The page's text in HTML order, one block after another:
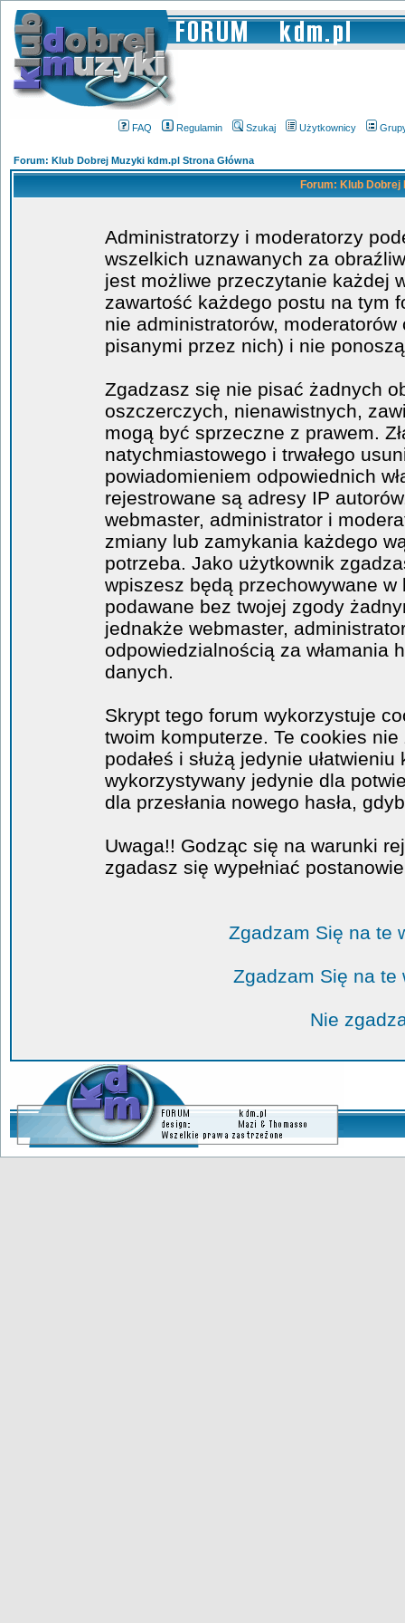
FAQ Regulamin Szukaj Użytkownicy
Forum: Klub Dobrej Muzyki kdm.pl Strona Główna
Forum: Klub
Administratorzy i moderatorzy
wszelkich uznawanych za
jest możliwe przeczytanie każdej
zawartość każdego postu na tym
nie administratorów,
pisanymi przez nich) i nie
Zgadzasz się nie pisać żadnych
oszczerczych, nienawistnych,
mogą być sprzeczne z prawem.
natychmiastowego i trwałego
powiadomieniem odpowiednich
rejestrowane są adresy IP
webmaster, administrator i
zmiany lub zamykania każdego
potrzeba. Jako użytkownik
wpiszesz będą przechowywane
podawane bez twojej zgody
jednakże webmaster,
odpowiedzialnością za włamania
danych.
Skrypt tego forum wykorzystuje
twoim komputerze. Te cookies
podałeś i służą jedynie
wykorzystywany jedynie dla
dla przesłania nowego hasła,
Uwaga!! Godząc się na warunki
zgadasz się wypełniać
Zgadzam Się na te
Zgadzam Się na
Nie